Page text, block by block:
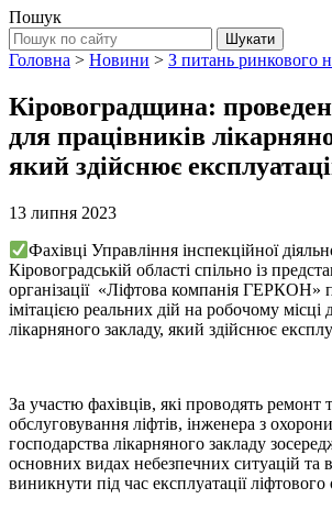
Пошук
Головна > Новини > З питань ринкового
Кіровоградщина:
для працівників
який здійснює
13 липня 2023
Фахівці Управління інспекційної
Кіровоградській області спільно із
організації «Ліфтова компанія ГЕРКОН»
імітацією реальних дій на робочому місці
лікарняного закладу, який здійснює
За участю фахівців, які проводять ремонт
обслуговування ліфтів, інженера з
господарства лікарняного закладу
основних видах небезпечних ситуацій та
виникнути під час експлуатації